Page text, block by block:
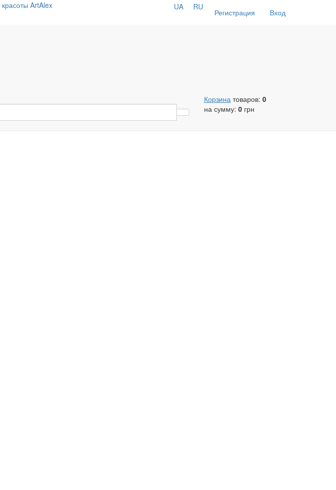
красоты ArtAlex
Регистрация Вход
UA RU
Корзина товаров: 0
на сумму: 0 грн